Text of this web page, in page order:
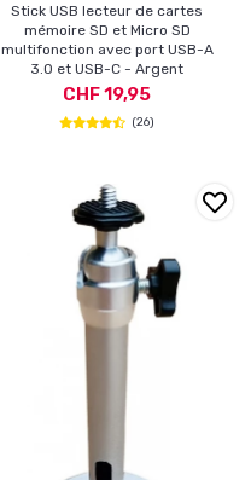
Stick USB lecteur de cartes
mémoire SD et Micro SD
multifonction avec port USB-A
3.0 et USB-C - Argent
CHF 19,95
(26)